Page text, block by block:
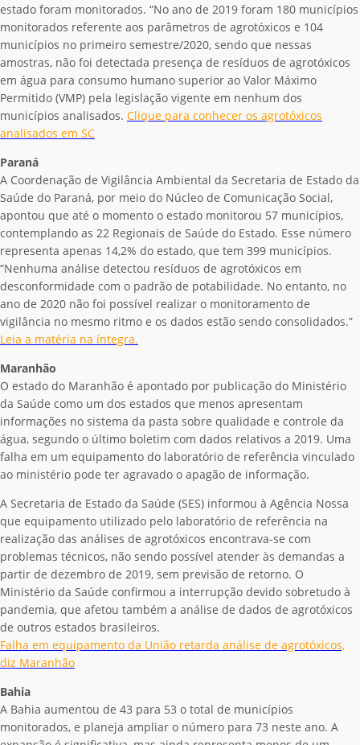
estado foram monitorados. “No ano de 2019 foram 180 municípios
monitorados referente aos parâmetros de agrotóxicos e 104
municípios no primeiro semestre/2020, sendo que nessas
amostras, não foi detectada presença de resíduos de agrotóxicos
em água para consumo humano superior ao Valor Máximo
Permitido (VMP) pela legislação vigente em nenhum dos
municípios analisados. Clique para conhecer os agrotóxicos
analisados em SC
Paraná
A Coordenação de Vigilância Ambiental da Secretaria de Estado da
Saúde do Paraná, por meio do Núcleo de Comunicação Social,
apontou que até o momento o estado monitorou 57 municípios,
contemplando as 22 Regionais de Saúde do Estado. Esse número
representa apenas 14,2% do estado, que tem 399 municípios.
“Nenhuma análise detectou resíduos de agrotóxicos em
desconformidade com o padrão de potabilidade. No entanto, no
ano de 2020 não foi possível realizar o monitoramento de
vigilância no mesmo ritmo e os dados estão sendo consolidados.”
Leia a matéria na íntegra.
Maranhão
O estado do Maranhão é apontado por publicação do Ministério
da Saúde como um dos estados que menos apresentam
informações no sistema da pasta sobre qualidade e controle da
água, segundo o último boletim com dados relativos a 2019. Uma
falha em um equipamento do laboratório de referência vinculado
ao ministério pode ter agravado o apagão de informação.
A Secretaria de Estado da Saúde (SES) informou à Agência Nossa
que equipamento utilizado pelo laboratório de referência na
realização das análises de agrotóxicos encontrava-se com
problemas técnicos, não sendo possível atender às demandas a
partir de dezembro de 2019, sem previsão de retorno. O
Ministério da Saúde confirmou a interrupção devido sobretudo à
pandemia, que afetou também a análise de dados de agrotóxicos
de outros estados brasileiros.
Falha em equipamento da União retarda análise de agrotóxicos,
diz Maranhão
Bahia
A Bahia aumentou de 43 para 53 o total de municípios
monitorados, e planeja ampliar o número para 73 neste ano. A